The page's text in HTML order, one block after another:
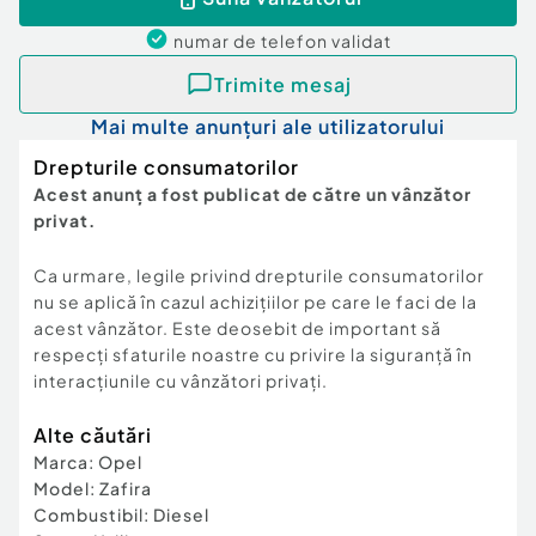
numar de telefon validat
Trimite mesaj
Mai multe anunțuri ale utilizatorului
Drepturile consumatorilor
Acest anunț a fost publicat de către un vânzător
privat.
Ca urmare, legile privind drepturile consumatorilor
nu se aplică în cazul achizițiilor pe care le faci de la
acest vânzător. Este deosebit de important să
respecți sfaturile noastre cu privire la siguranță în
interacțiunile cu vânzători privați.
Alte căutări
Marca: Opel
Model: Zafira
Combustibil: Diesel